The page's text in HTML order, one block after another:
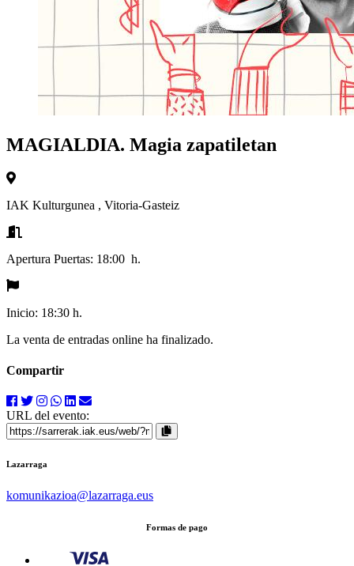
MAGIALDIA. Magia zapatiletan
IAK Kulturgunea , Vitoria-Gasteiz
Apertura Puertas: 18:00 h.
Inicio: 18:30 h.
La venta de entradas online ha finalizado.
Compartir
URL del evento:
Lazarraga
komunikazioa@lazarraga.eus
Formas de pago